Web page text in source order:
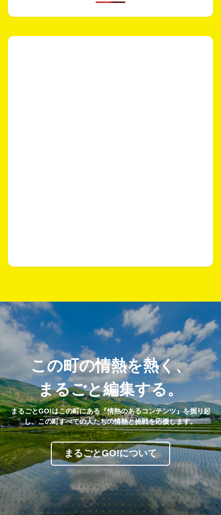
この町の情熱を熱く、
まるごと編集する。
まるごとGO!はこの町にある『情熱のあるコンテンツ』を掘り起
し、この町すべての人たちの情熱と挑戦を応援します。
まるごとGO!について